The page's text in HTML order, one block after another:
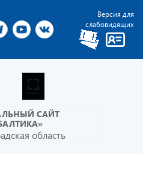
Версия для
слабовидящих
САЙТ
область